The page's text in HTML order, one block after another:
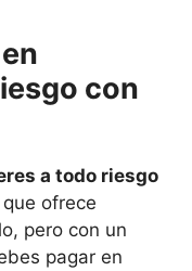
con
a todo riesgo
ofrece
pero con un
pagar en